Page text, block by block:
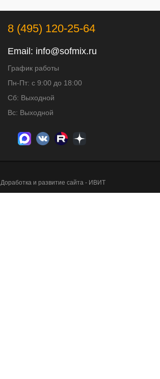
8 (495) 120-25-64
Email: info@sofmix.ru
График работы
Пн-Пт: с 9:00 до 18:00
Сб: Выходной
Вс: Выходной
Доработка и развитие сайта - ИВИТ